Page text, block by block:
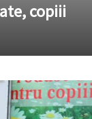
copiii